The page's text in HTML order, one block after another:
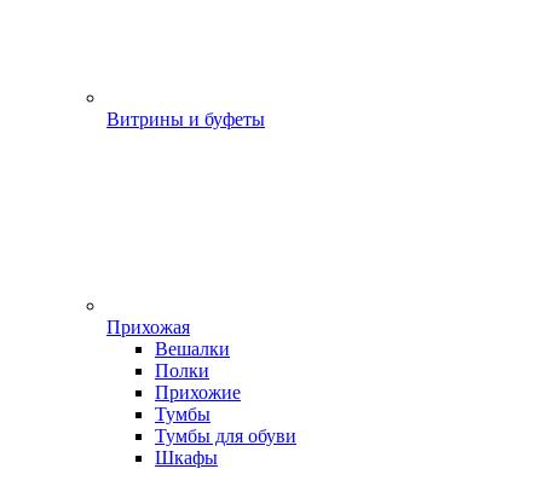
Витрины и буфеты
Прихожая
Вешалки
Полки
Прихожие
Тумбы
Тумбы для обуви
Шкафы